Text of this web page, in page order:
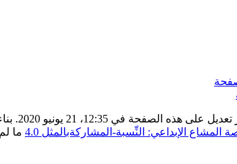
على هذه الصفحة في 12:35، 21 يونيو 2020. بناء على عمل
المشاع الإبداعي: النِّسبة-المشاركةبالمثل 4.0 ما